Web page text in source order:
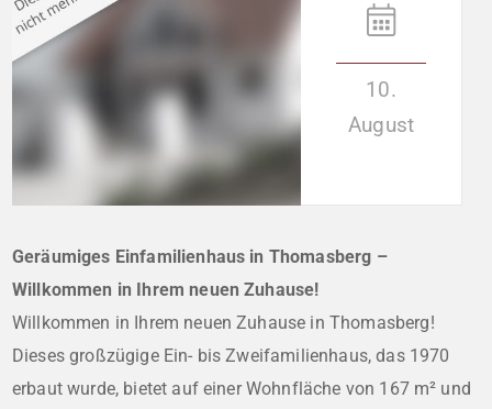
10.
August
Geräumiges Einfamilienhaus in Thomasberg –
Willkommen in Ihrem neuen Zuhause!
Willkommen in Ihrem neuen Zuhause in Thomasberg!
Dieses großzügige Ein- bis Zweifamilienhaus, das 1970
erbaut wurde, bietet auf einer Wohnfläche von 167 m² und